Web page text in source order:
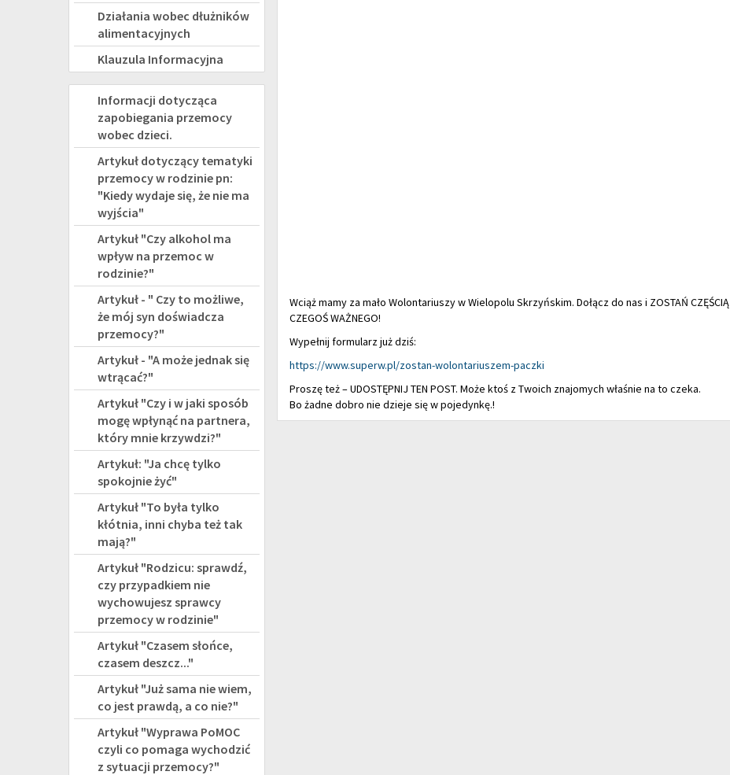
Działania wobec dłużników
alimentacyjnych
Klauzula Informacyjna
PRZEMOC
Informacji dotycząca
zapobiegania przemocy
wobec dzieci.
Artykuł dotyczący tematyki
przemocy w rodzinie pn:
"Kiedy wydaje się, że nie ma
wyjścia"
Artykuł "Czy alkohol ma
wpływ na przemoc w
rodzinie?"
Artykuł - " Czy to możliwe,
że mój syn doświadcza
przemocy?"
Artykuł - "A może jednak się
wtrącać?"
Artykuł "Czy i w jaki sposób
mogę wpłynąć na partnera,
który mnie krzywdzi?"
Artykuł: "Ja chcę tylko
spokojnie żyć"
Artykuł "To była tylko
kłótnia, inni chyba też tak
mają?"
Artykuł "Rodzicu: sprawdź,
czy przypadkiem nie
wychowujesz sprawcy
przemocy w rodzinie"
Artykuł "Czasem słońce,
czasem deszcz..."
Artykuł "Już sama nie wiem,
co jest prawdą, a co nie?"
Artykuł "Wyprawa PoMOC
czyli co pomaga wychodzić
z sytuacji przemocy?"
Wciąż mamy za mało Wolontariuszy w Wielopolu Skrzyńskim. Dołącz do nas i ZOSTAŃ CZĘŚCIĄ
CZEGOŚ WAŻNEGO!
Wypełnij formularz już dziś:
https://www.superw.pl/zostan-wolontariuszem-paczki
Proszę też – UDOSTĘPNIJ TEN POST. Może ktoś z Twoich znajomych właśnie na to czeka.
Bo żadne dobro nie dzieje się w pojedynkę.!